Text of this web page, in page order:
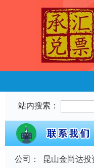
站内搜索：
公司：
昆山金尚达投